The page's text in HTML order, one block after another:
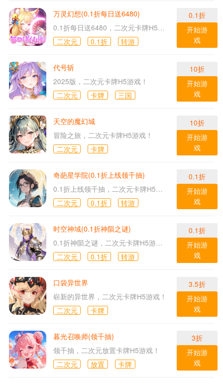
万灵幻想(0.1折每日送6480)
0.1折每日送6480，二次元卡牌H5游戏！
二次元
0.1折 转游
0.1折
开始游
戏
代号斩
2025版，二次元卡牌H5游戏！
二次元
卡牌 三国
10折
开始游
戏
天空的魔幻城
冒险之旅，二次元卡牌H5游戏！
二次元
卡牌
10折
开始游
戏
奇葩星学院(0.1折上线领千抽)
0.1折上线领千抽，二次元卡牌H5游戏！
二次元
0.1折 转游
0.1折
开始游
戏
时空神域(0.1折神陨之谜)
0.1折神陨之谜，二次元卡牌H5游戏！
二次元
0.1折 转游
0.1折
开始游
戏
口袋异世界
崭新的异世界，二次元卡牌H5游戏！
二次元
卡牌
3.5折
开始游
戏
暮光召唤师(领千抽)
领千抽，二次元放置卡牌H5游戏！
二次元
放置 卡牌
3折
开始游
戏